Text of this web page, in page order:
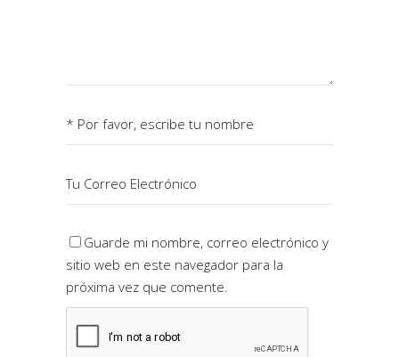
Guarde mi nombre, correo electrónico y
sitio web en este navegador para la
próxima vez que comente.